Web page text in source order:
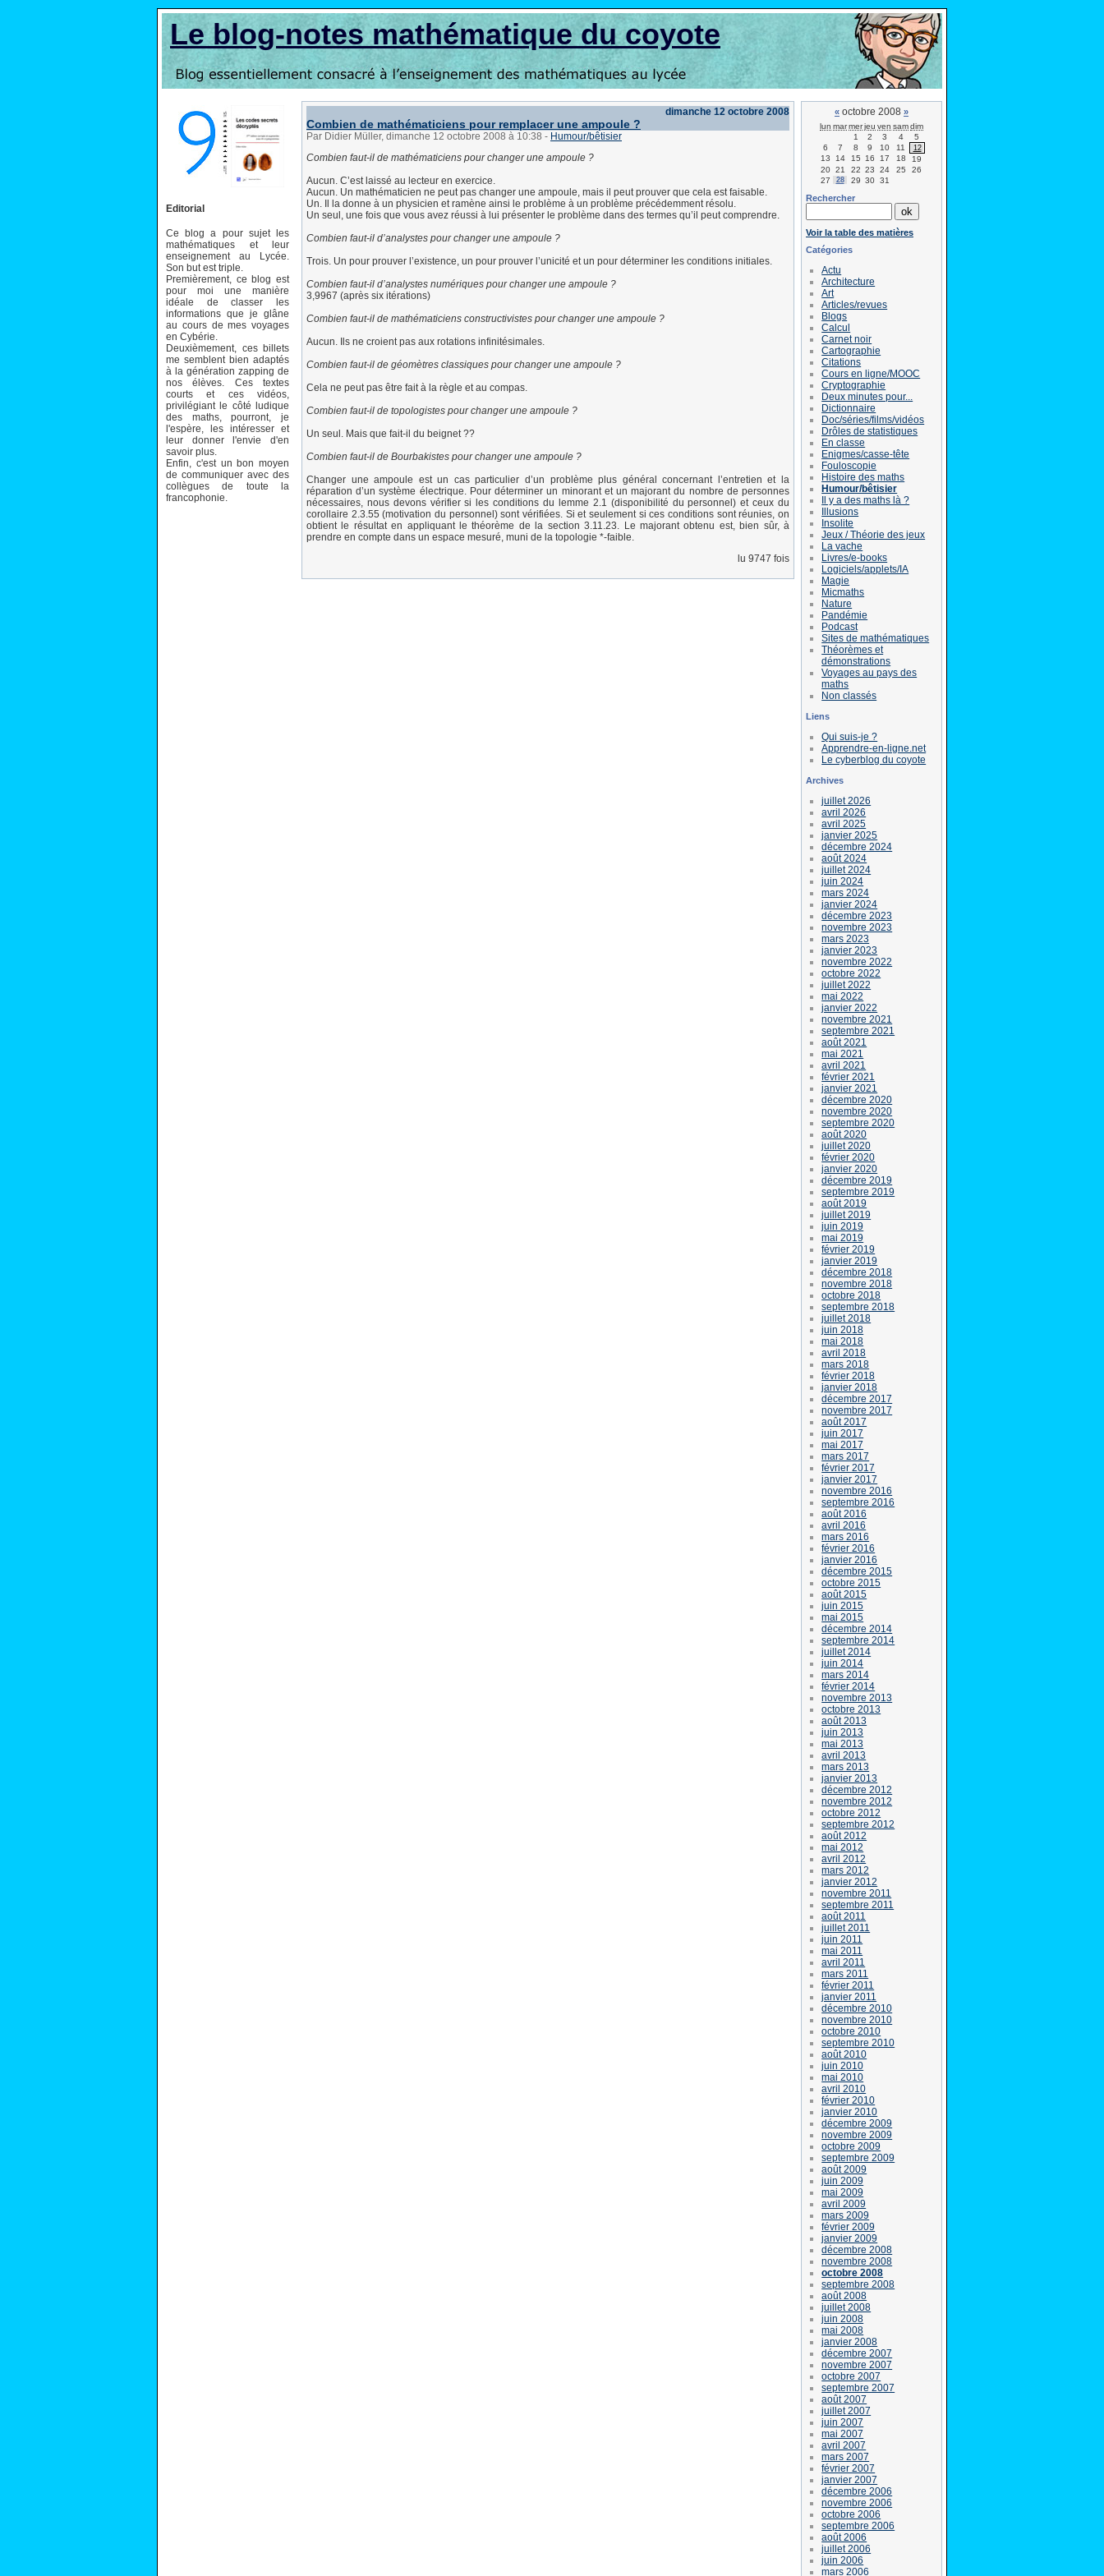
Le blog-notes mathématique du coyote
Editorial
Ce blog a pour sujet les
mathématiques et leur
enseignement au Lycée.
Son but est triple.
Premièrement, ce blog est
pour moi une manière
idéale de classer les
informations que je glâne
au cours de mes voyages
en Cybérie.
Deuxièmement, ces billets
me semblent bien adaptés
à la génération zapping de
nos élèves. Ces textes
courts et ces vidéos,
privilégiant le côté ludique
des maths, pourront, je
l'espère, les intéresser et
leur donner l'envie d'en
savoir plus.
Enfin, c'est un bon moyen
de communiquer avec des
collègues de toute la
francophonie.
dimanche 12 octobre 2008
Combien de mathématiciens pour remplacer une ampoule ?
Par Didier Müller, dimanche 12 octobre 2008 à 10:38 - Humour/bêtisier
Combien faut-il de mathématiciens pour changer une ampoule ?
Aucun. C’est laissé au lecteur en exercice.
Aucun. Un mathématicien ne peut pas changer une ampoule, mais il peut prouver que cela est faisable.
Un. Il la donne à un physicien et ramène ainsi le problème à un problème précédemment résolu.
Un seul, une fois que vous avez réussi à lui présenter le problème dans des termes qu’il peut comprendre.
Combien faut-il d’analystes pour changer une ampoule ?
Trois. Un pour prouver l’existence, un pour prouver l’unicité et un pour déterminer les conditions initiales.
Combien faut-il d’analystes numériques pour changer une ampoule ?
3,9967 (après six itérations)
Combien faut-il de mathématiciens constructivistes pour changer une ampoule ?
Aucun. Ils ne croient pas aux rotations infinitésimales.
Combien faut-il de géomètres classiques pour changer une ampoule ?
Cela ne peut pas être fait à la règle et au compas.
Combien faut-il de topologistes pour changer une ampoule ?
Un seul. Mais que fait-il du beignet ??
Combien faut-il de Bourbakistes pour changer une ampoule ?
Changer une ampoule est un cas particulier d’un problème plus général concernant l’entretien et la
réparation d’un système électrique. Pour déterminer un minorant et un majorant du nombre de personnes
nécessaires, nous devons vérifier si les conditions du lemme 2.1 (disponibilité du personnel) et ceux du
corollaire 2.3.55 (motivation du personnel) sont vérifiées. Si et seulement si ces conditions sont réunies, on
obtient le résultat en appliquant le théorème de la section 3.11.23. Le majorant obtenu est, bien sûr, à
prendre en compte dans un espace mesuré, muni de la topologie *-faible.
lu 9747 fois
« octobre 2008 »
lun marmerjeu ven samdim
1
2 3 4
5
6
7 8 9 10 11 12
13 14 15 16 17 18
19
20 21 22 23 24 25
26
27
28 29 30 31
Rechercher
Voir la table des matières
Catégories
Actu
Architecture
Art
Articles/revues
Blogs
Calcul
Carnet noir
Cartographie
Citations
Cours en ligne/MOOC
Cryptographie
Deux minutes pour...
Dictionnaire
Doc/séries/films/vidéos
Drôles de statistiques
En classe
Enigmes/casse-tête
Fouloscopie
Histoire des maths
Humour/bêtisier
Il y a des maths là ?
Illusions
Insolite
Jeux / Théorie des jeux
La vache
Livres/e-books
Logiciels/applets/IA
Magie
Micmaths
Nature
Pandémie
Podcast
Sites de mathématiques
Théorèmes et
démonstrations
Voyages au pays des
maths
Non classés
Liens
Qui suis-je ?
Apprendre-en-ligne.net
Le cyberblog du coyote
Archives
juillet 2026
avril 2026
avril 2025
janvier 2025
décembre 2024
août 2024
juillet 2024
juin 2024
mars 2024
janvier 2024
décembre 2023
novembre 2023
mars 2023
janvier 2023
novembre 2022
octobre 2022
juillet 2022
mai 2022
janvier 2022
novembre 2021
septembre 2021
août 2021
mai 2021
avril 2021
février 2021
janvier 2021
décembre 2020
novembre 2020
septembre 2020
août 2020
juillet 2020
février 2020
janvier 2020
décembre 2019
septembre 2019
août 2019
juillet 2019
juin 2019
mai 2019
février 2019
janvier 2019
décembre 2018
novembre 2018
octobre 2018
septembre 2018
juillet 2018
juin 2018
mai 2018
avril 2018
mars 2018
février 2018
janvier 2018
décembre 2017
novembre 2017
août 2017
juin 2017
mai 2017
mars 2017
février 2017
janvier 2017
novembre 2016
septembre 2016
août 2016
avril 2016
mars 2016
février 2016
janvier 2016
décembre 2015
octobre 2015
août 2015
juin 2015
mai 2015
décembre 2014
septembre 2014
juillet 2014
juin 2014
mars 2014
février 2014
novembre 2013
octobre 2013
août 2013
juin 2013
mai 2013
avril 2013
mars 2013
janvier 2013
décembre 2012
novembre 2012
octobre 2012
septembre 2012
août 2012
mai 2012
avril 2012
mars 2012
janvier 2012
novembre 2011
septembre 2011
août 2011
juillet 2011
juin 2011
mai 2011
avril 2011
mars 2011
février 2011
janvier 2011
décembre 2010
novembre 2010
octobre 2010
septembre 2010
août 2010
juin 2010
mai 2010
avril 2010
février 2010
janvier 2010
décembre 2009
novembre 2009
octobre 2009
septembre 2009
août 2009
juin 2009
mai 2009
avril 2009
mars 2009
février 2009
janvier 2009
décembre 2008
novembre 2008
octobre 2008
septembre 2008
août 2008
juillet 2008
juin 2008
mai 2008
janvier 2008
décembre 2007
novembre 2007
octobre 2007
septembre 2007
août 2007
juillet 2007
juin 2007
mai 2007
avril 2007
mars 2007
février 2007
janvier 2007
décembre 2006
novembre 2006
octobre 2006
septembre 2006
août 2006
juillet 2006
juin 2006
mars 2006